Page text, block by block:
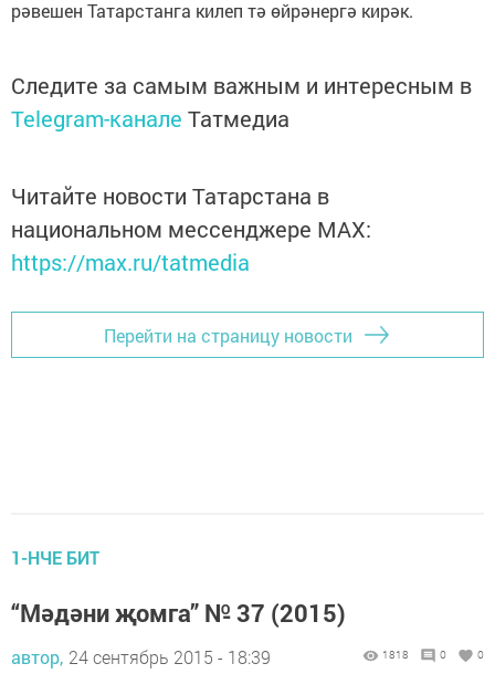
рәвешен Татарстанга килеп тә өйрәнергә кирәк.
Следите за самым важным и интересным в
Telegram-канале Татмедиа
Читайте новости Татарстана в
национальном мессенджере MАХ:
https://max.ru/tatmedia
Перейти на страницу новости
1-НЧЕ БИТ
“Мәдәни җомга” № 37 (2015)
автор, 24 сентябрь 2015 - 18:39 1818 0 0